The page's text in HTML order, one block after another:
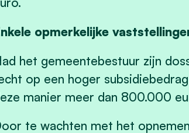
opmerkelijke
het gemeentebestuur zijn
op een hoger
manier meer dan 800.000
te wachten met het